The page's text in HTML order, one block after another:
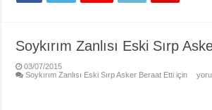
Soykırım Zanlısı Eski Sırp
03/07/2015
Soykırım Zanlısı Eski Sırp Asker Beraat Etti için